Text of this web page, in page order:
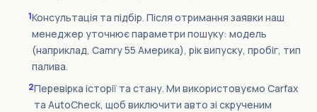
1Консультація та підбір. Після отримання заявки наш
менеджер уточнює параметри пошуку: модель
(наприклад, Camry 55 Америка), рік випуску, пробіг, тип
палива.
2Перевірка історії та стану. Ми використовуємо Carfax
та AutoCheck, щоб виключити авто зі скрученим